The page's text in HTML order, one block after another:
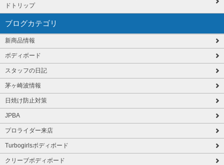
ドトリップ
ブログカテゴリ
新商品情報
ボディボード
スタッフの日記
茅ヶ崎波情報
日焼け防止対策
JPBA
プロライダー来店
Turbogirlsボディボード
クリーブボディボード